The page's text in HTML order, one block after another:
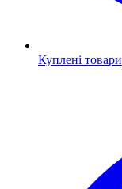
Куплені товари